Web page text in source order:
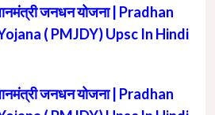
जनधन योजना | Pradhan
( PMJDY) Upsc In Hindi
जनधन योजना | Pradhan